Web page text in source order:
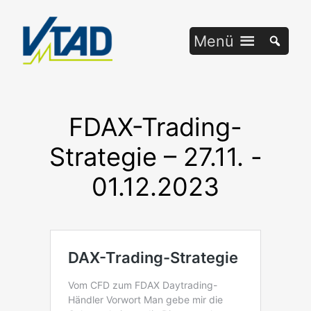
springen
Menü
FDAX-Trading-
Strategie – 27.11. -
01.12.2023